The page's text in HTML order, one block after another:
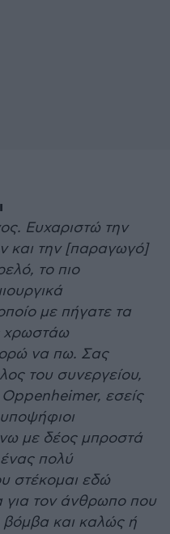
Ευχαριστώ την
και την [παραγωγό]
το πιο
με πήγατε τα
χρωστάω
να πω. Σας
του συνεργείου,
εσείς
με δέος μπροστά
πολύ
στέκομαι εδώ
για τον άνθρωπο που
βόμβα και καλώς ή